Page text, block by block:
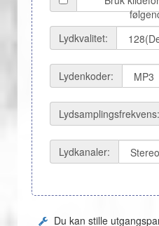
Lydkvalitet:
Lydenkoder:
Lydsamplingsfrekvens:
Lydkanaler:
Du kan stille